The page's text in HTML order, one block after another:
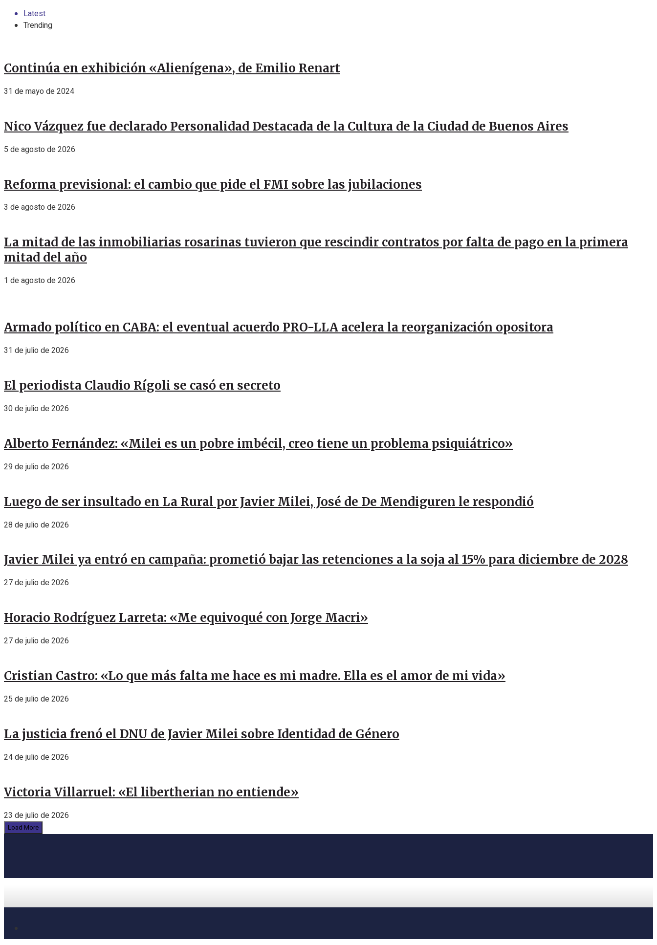
Latest
Trending
Continúa en exhibición «Alienígena», de Emilio Renart
31 de mayo de 2024
Nico Vázquez fue declarado Personalidad Destacada de la Cultura de la Ciudad de Buenos Aires
5 de agosto de 2026
Reforma previsional: el cambio que pide el FMI sobre las jubilaciones
3 de agosto de 2026
La mitad de las inmobiliarias rosarinas tuvieron que rescindir contratos por falta de pago en la primera
mitad del año
1 de agosto de 2026
Armado político en CABA: el eventual acuerdo PRO-LLA acelera la reorganización opositora
31 de julio de 2026
El periodista Claudio Rígoli se casó en secreto
30 de julio de 2026
Alberto Fernández: «Milei es un pobre imbécil, creo tiene un problema psiquiátrico»
29 de julio de 2026
Luego de ser insultado en La Rural por Javier Milei, José de De Mendiguren le respondió
28 de julio de 2026
Javier Milei ya entró en campaña: prometió bajar las retenciones a la soja al 15% para diciembre de 2028
27 de julio de 2026
Horacio Rodríguez Larreta: «Me equivoqué con Jorge Macri»
27 de julio de 2026
Cristian Castro: «Lo que más falta me hace es mi madre. Ella es el amor de mi vida»
25 de julio de 2026
La justicia frenó el DNU de Javier Milei sobre Identidad de Género
24 de julio de 2026
Victoria Villarruel: «El libertherian no entiende»
23 de julio de 2026
Load More